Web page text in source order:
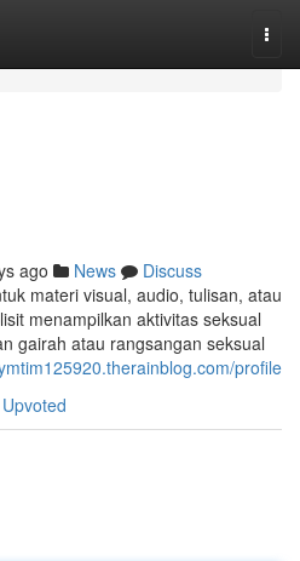
ago News
Discuss
materi visual, audio, tulisan, atau
menampilkan aktivitas seksual
gairah atau rangsangan seksual
profile